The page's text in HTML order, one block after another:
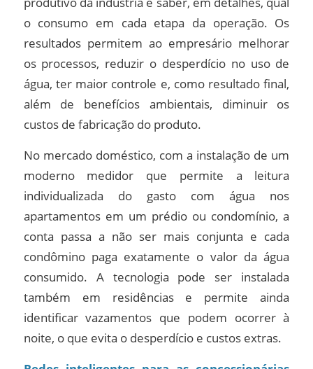
o consumo em cada etapa da operação. Os
resultados permitem ao empresário melhorar
os processos, reduzir o desperdício no uso de
água, ter maior controle e, como resultado final,
além de benefícios ambientais, diminuir os
custos de fabricação do produto.
No mercado doméstico, com a instalação de um
moderno medidor que permite a leitura
individualizada do gasto com água nos
apartamentos em um prédio ou condomínio, a
conta passa a não ser mais conjunta e cada
condômino paga exatamente o valor da água
consumido. A tecnologia pode ser instalada
também em residências e permite ainda
identificar vazamentos que podem ocorrer à
noite, o que evita o desperdício e custos extras.